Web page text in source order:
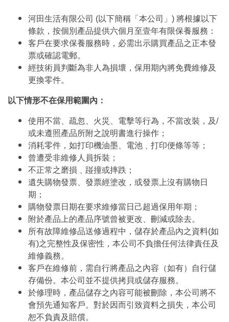
河田生活有限公司 (以下簡稱「本公司」) 將根據以下
條款，按個別產品提供六個月至壹年有限保養服務：
客戶在要求保養服務時，必需出示購買產品之正本發
票或確認電郵。
經技術員判斷為非人為損壞，保用期內將免費維修及
更換零件。
以下情形不在保用範圍內：
使用不當、疏忽、火災、電擊等行為，不當改裝，及/
或未遵照產品所附之說明書進行操作；
消耗零件，如打印機油墨、電池﹑打印便條等等；
曾遭受非維修人員拆裝；
不正常之磨損﹑踫撞或摔跌；
遺失購物發票、發票經塗改，或發票上沒有購物日
期；
購物發票日期在要求維修當日己超過保用年期；
附於產品上的產品序號曾被更改、刪減或除去。
所有故障維修品送修過程中，儲存於產品內之資料(如
有)之完整性及保密性，本公司不負擔任何法律責任及
維修義務。
客戶在維修前，需自行將產品之內容（如有）自行儲
存備份。本公司並不提供拷貝或儲存服務。
於修理時，產品儲存之內容可能被刪除，本公司將不
會預先通知客戶。對於因而引致資料之損失，本公司
恕不負責及賠償。